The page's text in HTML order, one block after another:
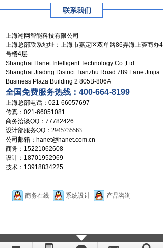
联系我们 集群系统
联系我们
上海瀚网智能科技有限公司
上海总部联系地址：上海市嘉定区双单路86弄海上荟商办4
号楼4层
Shanghai Hanet IntelligentTechnology Co.,Ltd.
Shanghai Jiading District Tianzhu Road 789 Lane Jinjia
Business Plaza Building 2 805B-806A
全国免费服务热线：400-664-8199
上海总部电话：021-66057697
传真：021-66051081
商务洽谈QQ：77782426
设计部服务QQ： 2945735563
公司邮箱：hanet@hanet.com.cn
商务：15221062608
设计：18701952969
技术：13918834225
商务在线 系统设计 产品咨询